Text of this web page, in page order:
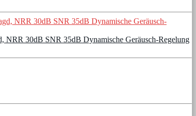
NRR 30dB SNR 35dB Dynamische Geräusch-Regelung